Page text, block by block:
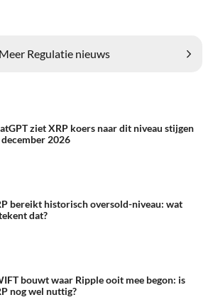
Meer Regulatie nieuws
ziet XRP koers naar dit niveau stijgen
2026
bereikt historisch oversold-niveau: wat
dat?
bouwt waar Ripple ooit mee begon: is
nog wel nuttig?